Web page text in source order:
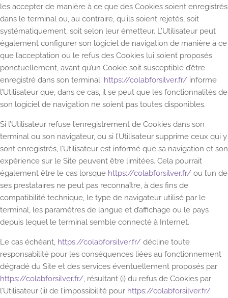
les accepter de manière à ce que des Cookies soient enregistrés
dans le terminal ou, au contraire, qu’ils soient rejetés, soit
systématiquement, soit selon leur émetteur. L’Utilisateur peut
également configurer son logiciel de navigation de manière à ce
que l’acceptation ou le refus des Cookies lui soient proposés
ponctuellement, avant qu’un Cookie soit susceptible d’être
enregistré dans son terminal. https://colabforsilver.fr/ informe
l’Utilisateur que, dans ce cas, il se peut que les fonctionnalités de
son logiciel de navigation ne soient pas toutes disponibles.
Si l’Utilisateur refuse l’enregistrement de Cookies dans son
terminal ou son navigateur, ou si l’Utilisateur supprime ceux qui y
sont enregistrés, l’Utilisateur est informé que sa navigation et son
expérience sur le Site peuvent être limitées. Cela pourrait
également être le cas lorsque https://colabforsilver.fr/ ou l’un de
ses prestataires ne peut pas reconnaître, à des fins de
compatibilité technique, le type de navigateur utilisé par le
terminal, les paramètres de langue et d’affichage ou le pays
depuis lequel le terminal semble connecté à Internet.
Le cas échéant, https://colabforsilver.fr/ décline toute
responsabilité pour les conséquences liées au fonctionnement
dégradé du Site et des services éventuellement proposés par
https://colabforsilver.fr/, résultant (i) du refus de Cookies par
l’Utilisateur (ii) de l’impossibilité pour https://colabforsilver.fr/